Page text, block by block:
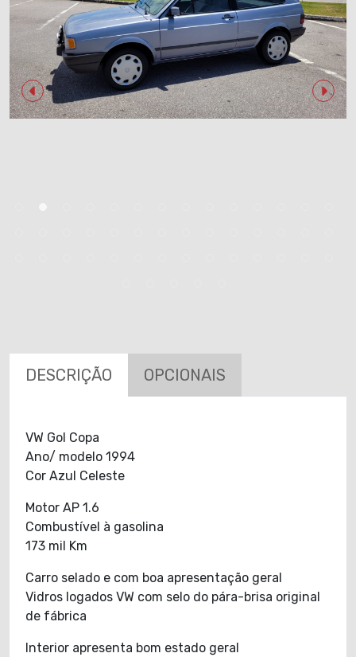
DESCRIÇÃO OPCIONAIS
VW Gol Copa
Ano/ modelo 1994
Cor Azul Celeste
Motor AP 1.6
Combustível à gasolina
173 mil Km
Carro selado e com boa apresentação geral
Vidros logados VW com selo do pára-brisa original
de fábrica
Interior apresenta bom estado geral